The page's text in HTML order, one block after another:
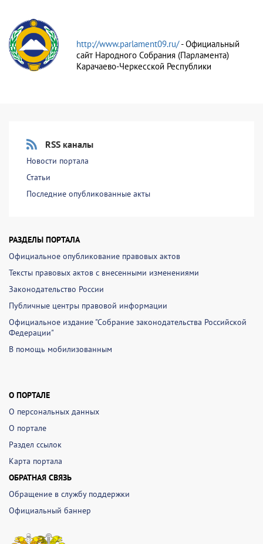
http://www.parlament09.ru/- Официальный
сайт Народного Собрания (Парламента)
Карачаево-Черкесской Республики
RSS каналы
Новости портала
Статьи
Последние опубликованные акты
РАЗДЕЛЫ ПОРТАЛА
Официальное опубликование правовых актов
Тексты правовых актов с внесенными изменениями
Законодательство России
Публичные центры правовой информации
Официальное издание "Собрание законодательства Российской
Федерации"
В помощь мобилизованным
О ПОРТАЛЕ
О персональных данных
О портале
Раздел ссылок
Карта портала
ОБРАТНАЯ СВЯЗЬ
Обращение в службу поддержки
Официальный баннер